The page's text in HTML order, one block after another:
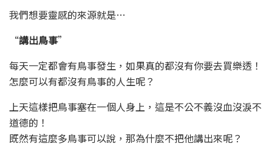
我們想要靈感的來源就是…
“講出鳥事”
每天一定都會有鳥事發生，如果真的都沒有你要去買樂透！
怎麼可以有都沒有鳥事的人生呢？
上天這樣把鳥事塞在一個人身上，這是不公不義沒血沒淚不
道德的！
既然有這麼多鳥事可以說，那為什麼不把他講出來呢？